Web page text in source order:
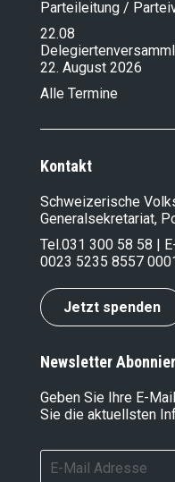
Parteileitung /
22.08
22. August 2026
Alle Termine
Kontakt
Schweizerische
Generalsekretariat,
Tel.031 300 58 58 |
0023 5235 8557
Jetzt spenden
Newsletter
Geben Sie Ihre E-
Sie die aktuellsten